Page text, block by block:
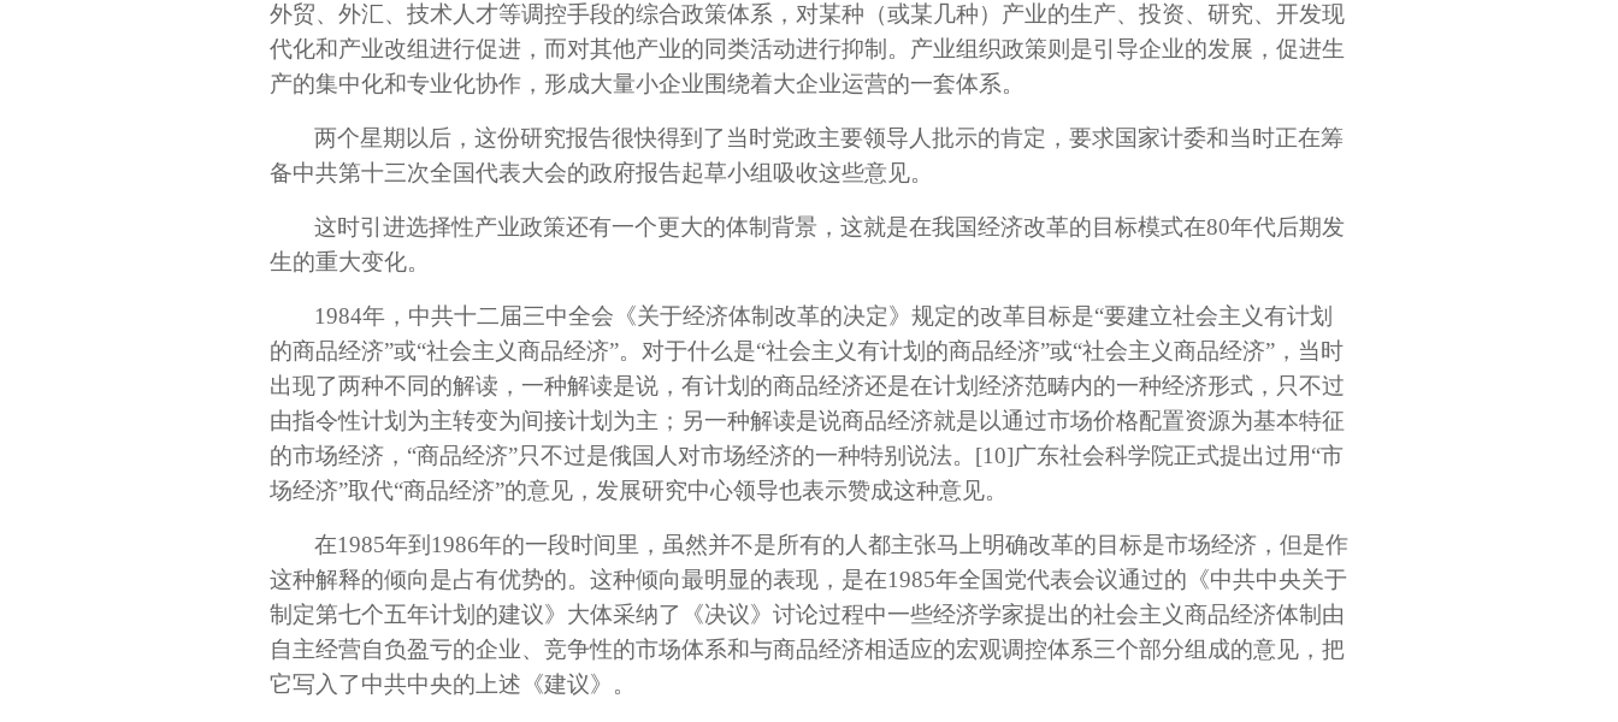
外贸、外汇、技术人才等调控手段的综合政策体系，对某种（或某几种）产业的生产、投资、研究、开发现
代化和产业改组进行促进，而对其他产业的同类活动进行抑制。产业组织政策则是引导企业的发展，促进生
产的集中化和专业化协作，形成大量小企业围绕着大企业运营的一套体系。
两个星期以后，这份研究报告很快得到了当时党政主要领导人批示的肯定，要求国家计委和当时正在筹
备中共第十三次全国代表大会的政府报告起草小组吸收这些意见。
这时引进选择性产业政策还有一个更大的体制背景，这就是在我国经济改革的目标模式在80年代后期发
生的重大变化。
1984年，中共十二届三中全会《关于经济体制改革的决定》规定的改革目标是“要建立社会主义有计划
的商品经济”或“社会主义商品经济”。对于什么是“社会主义有计划的商品经济”或“社会主义商品经济”，当时
出现了两种不同的解读，一种解读是说，有计划的商品经济还是在计划经济范畴内的一种经济形式，只不过
由指令性计划为主转变为间接计划为主；另一种解读是说商品经济就是以通过市场价格配置资源为基本特征
的市场经济，“商品经济”只不过是俄国人对市场经济的一种特别说法。 [10]广东社会科学院正式提出过用“市
场经济”取代“商品经济”的意见，发展研究中心领导也表示赞成这种意见。
在1985年到1986年的一段时间里，虽然并不是所有的人都主张马上明确改革的目标是市场经济，但是作
这种解释的倾向是占有优势的。这种倾向最明显的表现，是在1985年全国党代表会议通过的《中共中央关于
制定第七个五年计划的建议》大体采纳了《决议》讨论过程中一些经济学家提出的社会主义商品经济体制由
自主经营自负盈亏的企业、竞争性的市场体系和与商品经济相适应的宏观调控体系三个部分组成的意见，把
它写入了中共中央的上述《建议》。